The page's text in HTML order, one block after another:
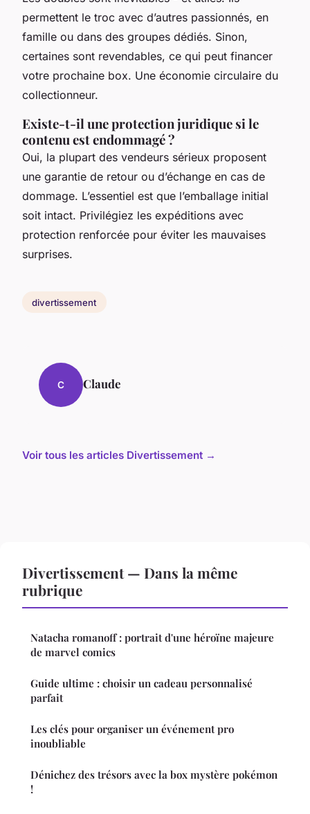
permettent le troc avec d’autres passionnés, en
famille ou dans des groupes dédiés. Sinon,
certaines sont revendables, ce qui peut financer
votre prochaine box. Une économie circulaire du
collectionneur.
Existe-t-il une protection juridique si le
contenu est endommagé ?
Oui, la plupart des vendeurs sérieux proposent
une garantie de retour ou d’échange en cas de
dommage. L’essentiel est que l’emballage initial
soit intact. Privilégiez les expéditions avec
protection renforcée pour éviter les mauvaises
surprises.
divertissement
C Claude
Voir tous les articles Divertissement →
Divertissement — Dans la même
rubrique
Natacha romanoff : portrait d'une héroïne majeure
de marvel comics
Guide ultime : choisir un cadeau personnalisé
parfait
Les clés pour organiser un événement pro
inoubliable
Dénichez des trésors avec la box mystère pokémon
!